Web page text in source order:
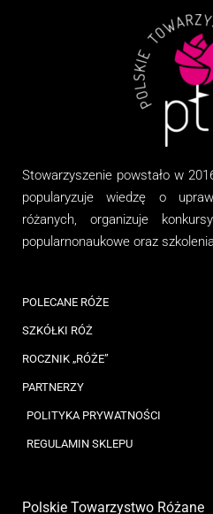
Stowarzyszenie powstało w
popularyzuje wiedzę o
różanych, organizuje
popularnonaukowe oraz szkolenia
POLECANE RÓŻE
SZKÓŁKI RÓŻ
ROCZNIK „RÓŻE”
PARTNERZY
POLITYKA PRYWATNOŚCI
REGULAMIN SKLEPU
Polskie Towarzystwo Różane